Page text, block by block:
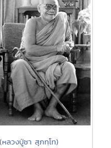
ลวงปู่ชา สุภทฺโท)